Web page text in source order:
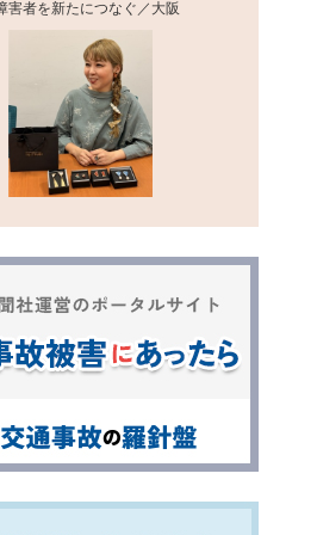
害者を新たにつなぐ／大阪